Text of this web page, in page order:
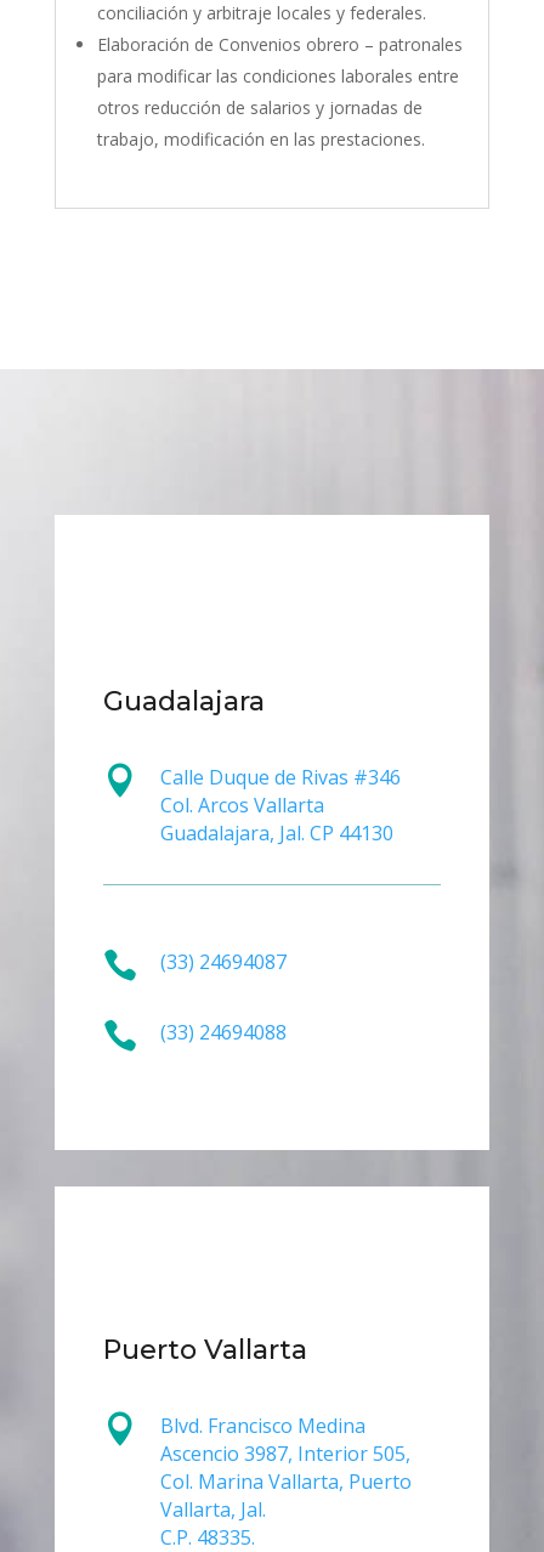
conciliación y arbitraje locales y federales.
Elaboración de Convenios obrero – patronales
para modificar las condiciones laborales entre
otros reducción de salarios y jornadas de
trabajo, modificación en las prestaciones.
Guadalajara

Calle Duque de Rivas #346
Col. Arcos Vallarta
Guadalajara, Jal. CP 44130
 (33) 24694087
 (33) 24694088
Puerto Vallarta

Blvd. Francisco Medina
Ascencio 3987, Interior 505,
Col. Marina Vallarta, Puerto
Vallarta, Jal.
C.P. 48335.